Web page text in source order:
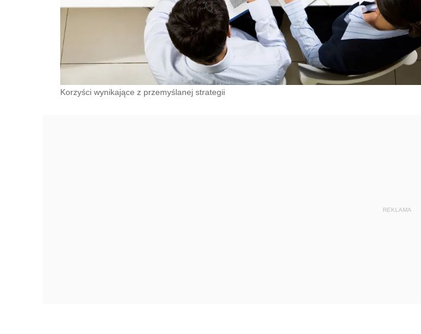
Korzyści wynikające z przemyślanej strategii